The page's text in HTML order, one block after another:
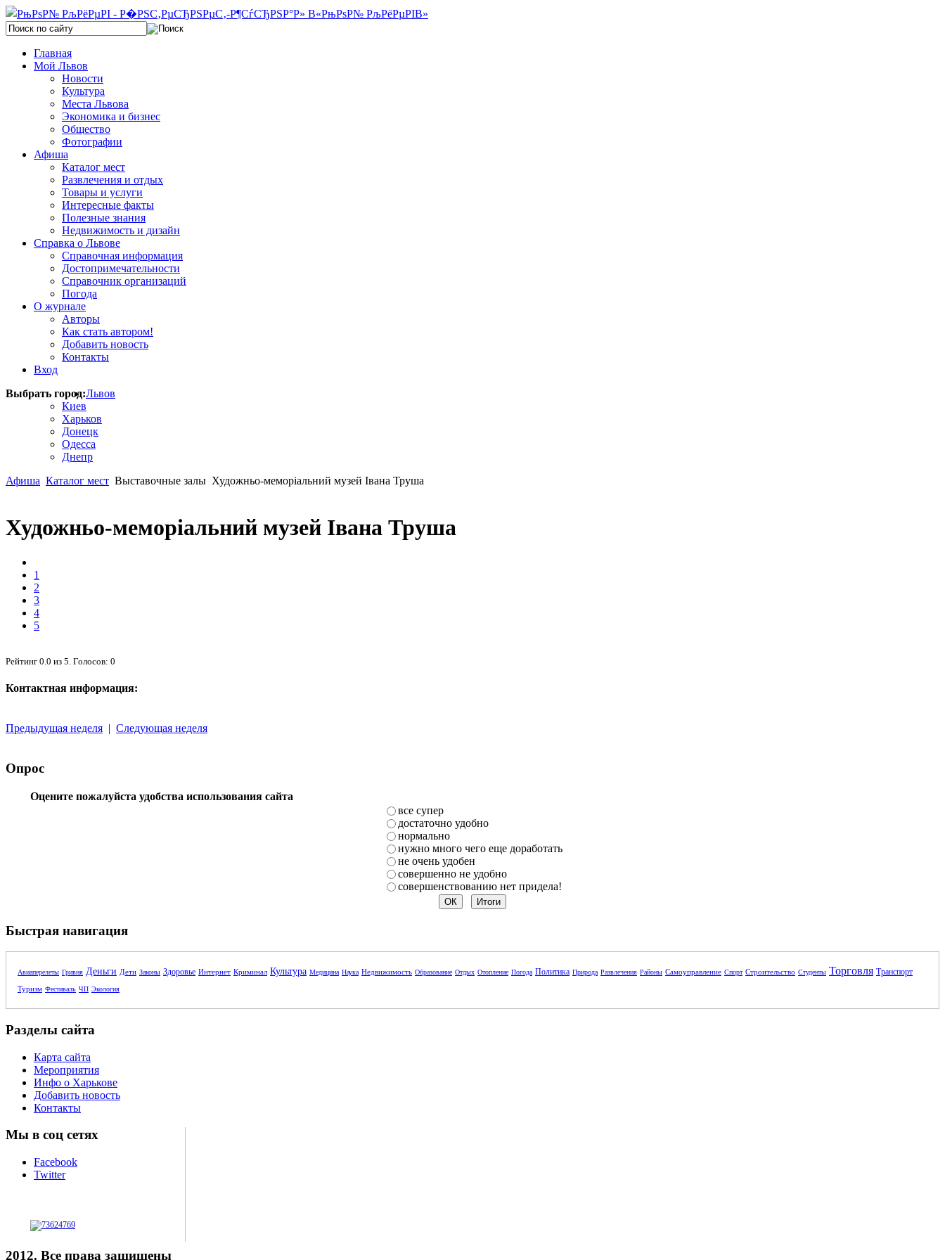
Главная
Мой Львов
Новости
Культура
Места Львова
Экономика и бизнес
Общество
Фотографии
Афиша
Каталог мест
Развлечения и отдых
Товары и услуги
Интересные факты
Полезные знания
Недвижимость и дизайн
Справка о Львове
Справочная информация
Достопримечательности
Справочник организаций
Погода
О журнале
Авторы
Как стать автором!
Добавить новость
Контакты
Вход
Выбрать город:Львов
Киев
Харьков
Донецк
Одесса
Днепр
Афиша Каталог мест Выставочные залы Художньо-меморіальний музей Івана Труша
Художньо-меморіальний музей Івана Труша
1
2
3
4
5
Рейтинг 0.0 из 5 . Голосов: 0
Контактная информация:
Предыдущая неделя | Следующая неделя
Опрос
Оцените пожалуйста удобства использования сайта
все супер
достаточно удобно
нормально
нужно много чего еще доработать
не очень удобен
совершенно не удобно
совершенствованию нет придела!
Быстрая навигация
Авиаперелеты Гривня Деньги Дети Законы Здоровье Интернет Криминал Культура Медицина Наука Недвижимость Образование Отдых Отопление Погода Политика Природа Развлечения Районы Самоуправление Спорт Строительство Студенты Торговля Транспорт
Туризм Фестиваль ЧП Экология
Разделы сайта
Карта сайта
Мероприятия
Инфо о Харькове
Добавить новость
Контакты
Мы в соц сетях
Facebook
Twitter
2012. Все права защищены